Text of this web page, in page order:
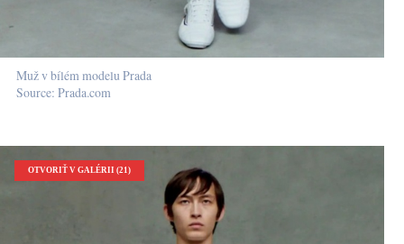
Muž v bílém modelu Prada
Source: Prada.com
OTVORIŤ V GALÉRII (21)